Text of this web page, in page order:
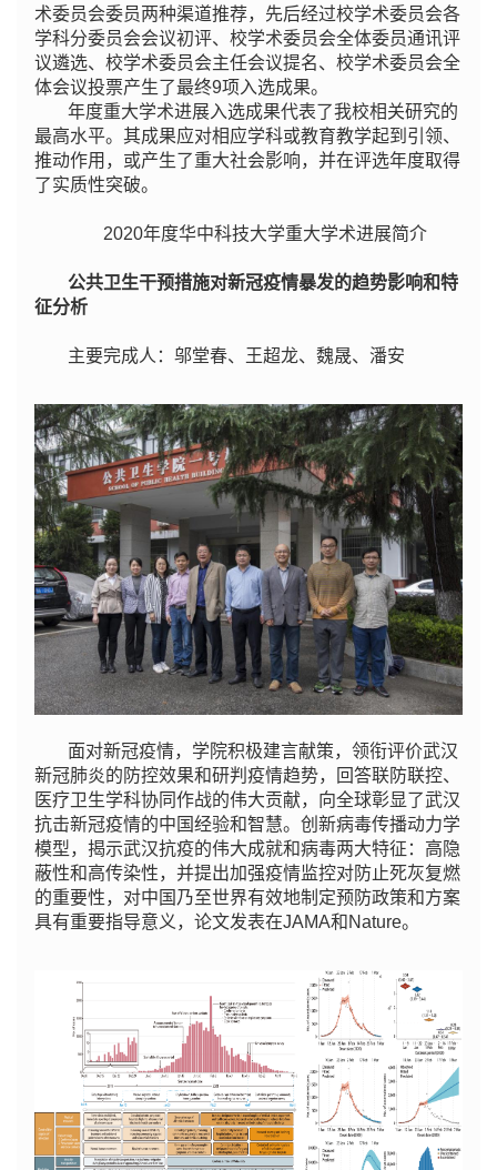
术委员会委员两种渠道推荐，先后经过校学术委员会各
学科分委员会会议初评、校学术委员会全体委员通讯评
议遴选、校学术委员会主任会议提名、校学术委员会全
体会议投票产生了最终9项入选成果。
年度重大学术进展入选成果代表了我校相关研究的
最高水平。其成果应对相应学科或教育教学起到引领、
推动作用，或产生了重大社会影响，并在评选年度取得
了实质性突破。
2020年度华中科技大学重大学术进展简介
公共卫生干预措施对新冠疫情暴发的趋势影响和特
征分析
主要完成人：邬堂春、王超龙、魏晟、潘安
面对新冠疫情，学院积极建言献策，领衔评价武汉
新冠肺炎的防控效果和研判疫情趋势，回答联防联控、
医疗卫生学科协同作战的伟大贡献，向全球彰显了武汉
抗击新冠疫情的中国经验和智慧。创新病毒传播动力学
模型，揭示武汉抗疫的伟大成就和病毒两大特征：高隐
蔽性和高传染性，并提出加强疫情监控对防止死灰复燃
的重要性，对中国乃至世界有效地制定预防政策和方案
具有重要指导意义，论文发表在JAMA和Nature。